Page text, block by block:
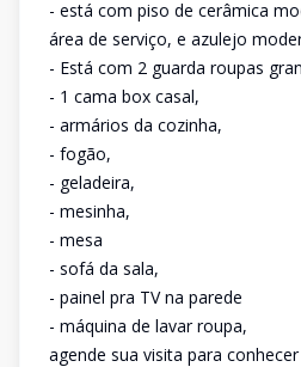
- está com piso de cerâmica
área de serviço, e azulejo
- Está com 2 guarda roupas
- 1 cama box casal,
- armários da cozinha,
- fogão,
- geladeira,
- mesinha,
- mesa
- sofá da sala,
- painel pra TV na parede
- máquina de lavar roupa,
agende sua visita para